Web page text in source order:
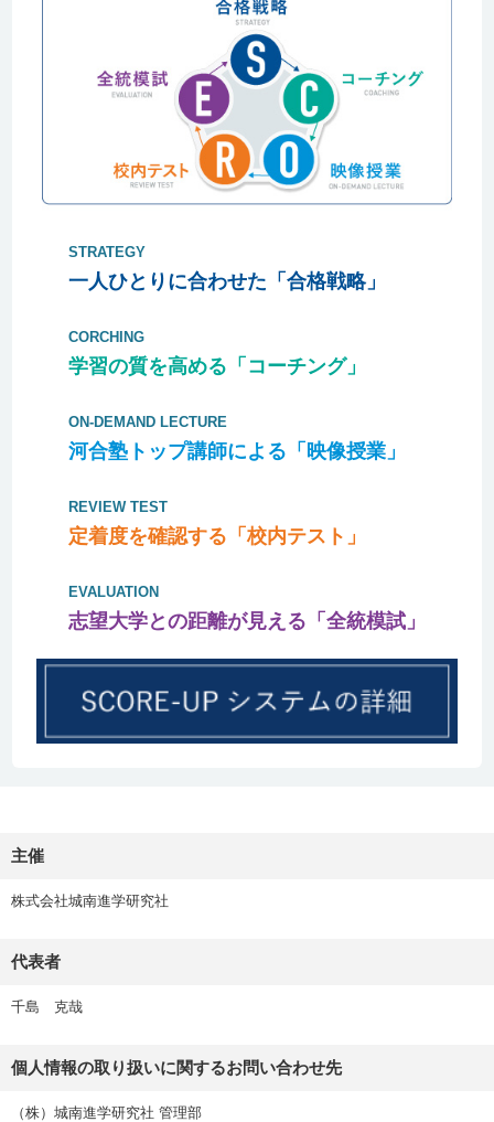
STRATEGY
一人ひとりに合わせた「合格戦略」
CORCHING
学習の質を高める「コーチング」
ON-DEMAND LECTURE
河合塾トップ講師による「映像授業」
REVIEW TEST
定着度を確認する「校内テスト」
EVALUATION
志望大学との距離が見える「全統模試」
主催
株式会社城南進学研究社
代表者
千島 克哉
個人情報の取り扱いに関するお問い合わせ先
（株）城南進学研究社 管理部